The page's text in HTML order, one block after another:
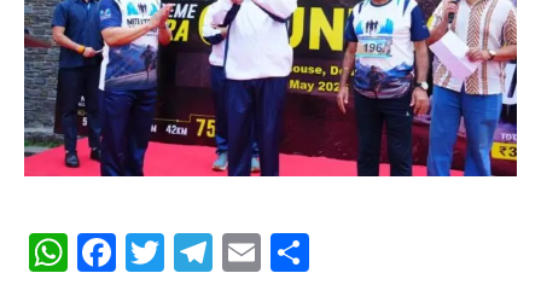
WhatsApp
Facebook
Twitter
Telegram
Email